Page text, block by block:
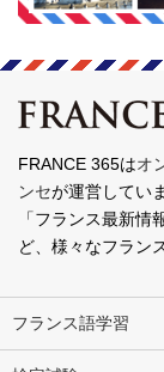
FRANCE 365はオ
ンセが運営してい
「フランス最新
ど、様々なフラン
フランス語学習